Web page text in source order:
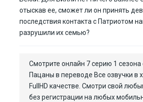
отыскав ее, сможет ли он принять
последствия контакта с Патриотом
разрушили их семью?
Смотрите онлайн 7 серию 1 сезона
Пацаны в переводе Все озвучки в
FullHD качестве. Смотри свой
без регистрации на любых